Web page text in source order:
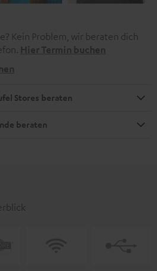
Kein Problem, wir beraten dich
Hier Termin buchen
Stores beraten
beraten